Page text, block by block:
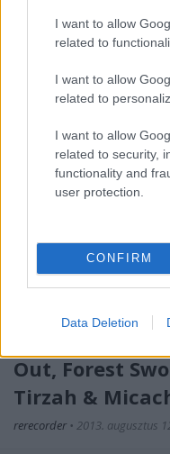
I want to allow
related to
I want to allow
related to
I want to allow
related to security,
functionality and
user protection.
CONFIRM
Data Deletion
transzcendentális
Out, Forest
Tirzah &
rerecorder • 2013. augusztus